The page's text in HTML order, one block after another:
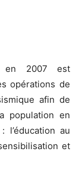
en 2007 est
opérations de
afin de
population en
au
et